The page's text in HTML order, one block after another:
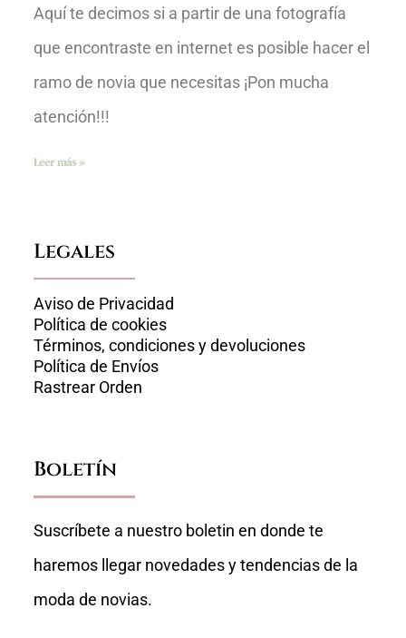
Aquí te decimos si a partir de una fotografía
que encontraste en internet es posible hacer el
ramo de novia que necesitas ¡Pon mucha
atención!!!
Leer más »
Legales
Aviso de Privacidad
Política de cookies
Términos, condiciones y devoluciones
Política de Envíos
Rastrear Orden
Boletín
Suscríbete a nuestro boletin en donde te
haremos llegar novedades y tendencias de la
moda de novias.